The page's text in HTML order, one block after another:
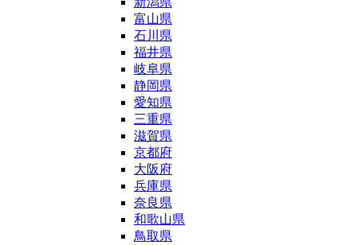
富山県
石川県
福井県
岐阜県
静岡県
愛知県
三重県
滋賀県
京都府
大阪府
兵庫県
奈良県
和歌山県
鳥取県